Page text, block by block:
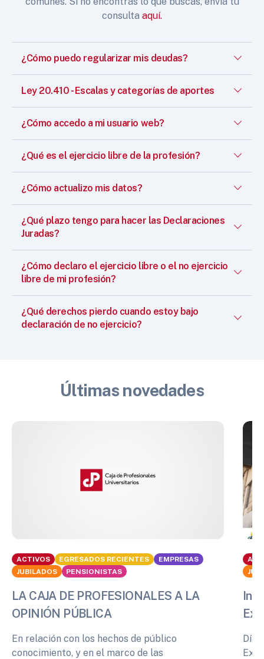
consulta aquí.
¿Cómo puedo regularizar mis deudas?
Ley 20.410 - Escalas y categorías de aportes
¿Cómo accedo a mi usuario web?
¿Qué es el ejercicio libre de la profesión?
¿Cómo actualizo mis datos?
¿Qué plazo tengo para hacer las Declaraciones
Juradas?
¿Cómo declaro el ejercicio libre o el no ejercicio
libre de mi profesión?
¿Qué derechos pierdo cuando estoy bajo
declaración de no ejercicio?
Últimas novedades
ACTIVOS EGRESADOS RECIENTES
EMPRESAS
JUBILADOS
PENSIONISTAS
LA CAJA DE PROFESIONALES A LA
OPINIÓN PÚBLICA
En relación con los hechos de público
conocimiento, y en el marco de las